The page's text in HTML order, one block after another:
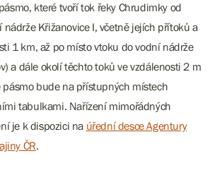
které tvoří tok řeky Chrudimky od
nádrže Křižanovice I, včetně jejích přítoků a
1 km, až po místo vtoku do vodní nádrže
a dále okolí těchto toků ve vzdálenosti 2 m
pásmo bude na přístupných místech
tabulkami. Nařízení mimořádných
je k dispozici na úřední desce Agentury
ČR.